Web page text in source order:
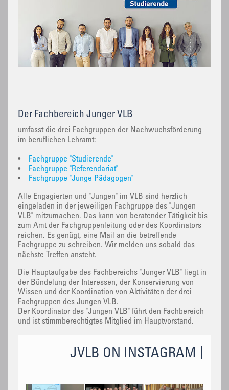
Der Fachbereich Junger VLB
umfasst die drei Fachgruppen der Nachwuchsförderung
im beruflichen Lehramt:
• Fachgruppe "Studierende"
• Fachgruppe "Referendariat"
• Fachgruppe "Junge Pädagogen"
Alle Engagierten und "Jungen" im VLB sind herzlich
eingeladen in der jeweiligen Fachgruppe des "Jungen
VLB" mitzumachen. Das kann von beratender Tätigkeit bis
zum Amt der Fachgruppenleitung oder des Koordinators
reichen. Es genügt, eine Mail an die betreffende
Fachgruppe zu schreiben. Wir melden uns sobald das
nächste Treffen ansteht.
Die Hauptaufgabe des Fachbereichs "Junger VLB" liegt in
der Bündelung der Interessen, der Konservierung von
Wissen und der Koordination von Aktivitäten der drei
Fachgruppen des Jungen VLB.
Der Koordinator des "Jungen VLB" führt den Fachbereich
und ist stimmberechtigtes Mitglied im Hauptvorstand.
JVLB ON INSTAGRAM